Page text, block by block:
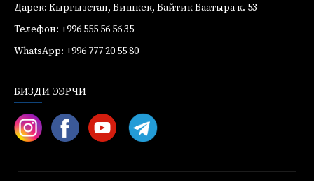
Дарек: Кыргызстан, Бишкек, Байтик Баатыра к. 53
Телефон: +996 555 56 56 35
WhatsApp: +996 777 20 55 80
БИЗДИ ЭЭРЧИ